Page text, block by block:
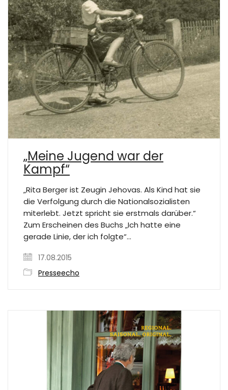
„Meine Jugend war der
Kampf“
„Rita Berger ist Zeugin Jehovas. Als Kind hat sie
die Verfolgung durch die Nationalsozialisten
miterlebt. Jetzt spricht sie erstmals darüber.“
Zum Erscheinen des Buchs „Ich hatte eine
gerade Linie, der ich folgte“…
17.08.2015
Presseecho